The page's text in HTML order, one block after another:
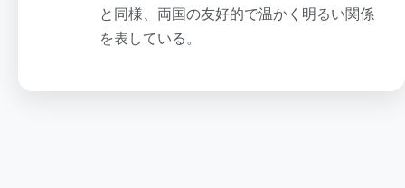
と同様、両国の友好的で温かく明るい関係
を表している。